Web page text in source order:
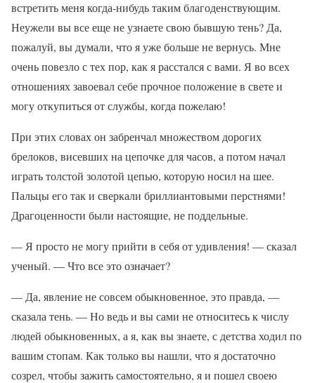
встретить меня когда-нибудь таким благоденствующим.
Неужели вы все еще не узнаете свою бывшую тень? Да,
пожалуй, вы думали, что я уже больше не вернусь. Мне
очень повезло с тех пор, как я расстался с вами. Я во всех
отношениях завоевал себе прочное положение в свете и
могу откупиться от службы, когда пожелаю!
При этих словах он забренчал множеством дорогих
брелоков, висевших на цепочке для часов, а потом начал
играть толстой золотой цепью, которую носил на шее.
Пальцы его так и сверкали бриллиантовыми перстнями!
Драгоценности были настоящие, не поддельные.
— Я просто не могу прийти в себя от удивления! — сказал
ученый. — Что все это означает?
— Да, явление не совсем обыкновенное, это правда, —
сказала тень. — Но ведь и вы сами не относитесь к числу
людей обыкновенных, а я, как вы знаете, с детства ходил по
вашим стопам. Как только вы нашли, что я достаточно
созрел, чтобы зажить самостоятельно, я и пошел своею